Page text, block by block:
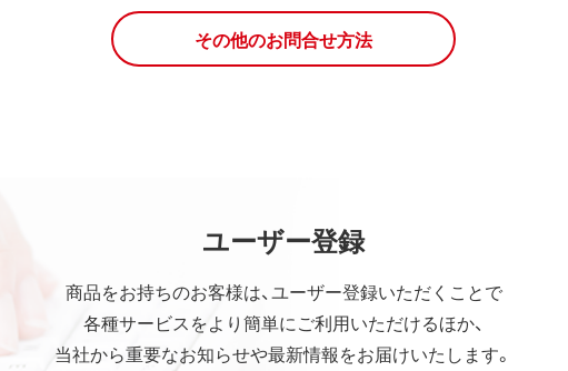
その他のお問合せ方法
ユーザー登録
商品をお持ちのお客様は、ユーザー登録いただくことで
各種サービスをより簡単にご利用いただけるほか、
当社から重要なお知らせや最新情報をお届けいたします。